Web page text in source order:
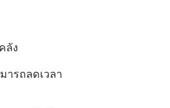
ลัง
ารถลดเวลา